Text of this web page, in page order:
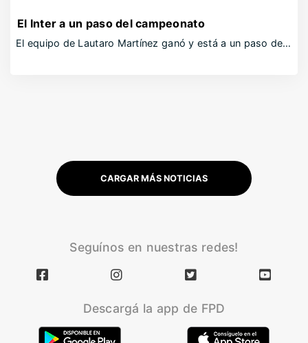
El Inter a un paso del campeonato
El equipo de Lautaro Martínez ganó y está a un paso de…
CARGAR MÁS NOTICIAS
Seguínos en nuestras redes!
Descargá la app de FPD